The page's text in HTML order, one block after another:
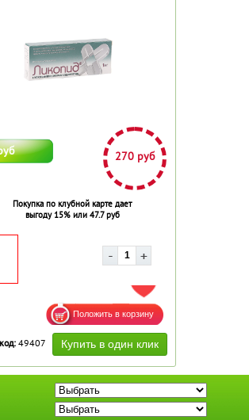
270 руб
Покупка по клубной карте дает
выгоду 15% или 47.7 руб
ДОБАВИТЬ В ИЗБРАННОЕ
49407